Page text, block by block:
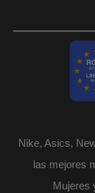
Nike, Asics,
las mejores
Mujeres